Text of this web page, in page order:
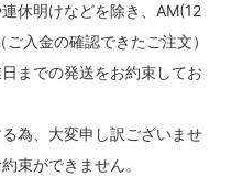
休明けなどを除き、AM(12
入金の確認できたご注文）
までの発送をお約束してお
為、大変申し訳ございませ
束ができません。